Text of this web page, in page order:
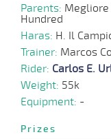
Parents: Megliore
Hundred
Haras: H. Il
Trainer: Marcos
Rider: Carlos E.
Weight: 55k
Equipment: -
Prizes